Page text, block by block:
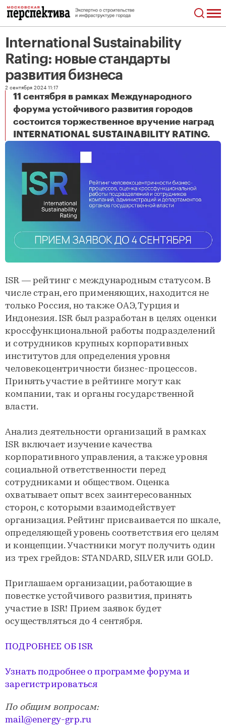
International Sustainability
Rating: новые стандарты
развития бизнеса
2 сентября 2024 11:17
11 сентября в рамках Международного
форума устойчивого развития городов
состоится торжественное вручение наград
INTERNATIONAL SUSTAINABILITY RATING.
International Sustainability Rating: новые стандарты развития бизнеса
ISR — рейтинг с международным статусом. В
числе стран, его применяющих, находится не
только Россия, но также ОАЭ, Турция и
Индонезия. ISR был разработан в целях оценки
кроссфункциональной работы подразделений
и сотрудников крупных корпоративных
институтов для определения уровня
человекоцентричности бизнес-процессов.
Принять участие в рейтинге могут как
компании, так и органы государственной
власти.
Анализ деятельности организаций в рамках
ISR включает изучение качества
корпоративного управления, а также уровня
социальной ответственности перед
сотрудниками и обществом. Оценка
охватывает опыт всех заинтересованных
сторон, с которыми взаимодействует
организация. Рейтинг присваивается по шкале,
определяющей уровень соответствия его целям
и концепции. Участники могут получить один
из трех грейдов: STANDARD, SILVER или GOLD.
Приглашаем организации, работающие в
повестке устойчивого развития, принять
участие в ISR! Прием заявок будет
осуществляться до 4 сентября.
ПОДРОБНЕЕ ОБ ISR
Узнать подробнее о программе форума и
зарегистрироваться
По общим вопросам:
mail@energy-grp.ru